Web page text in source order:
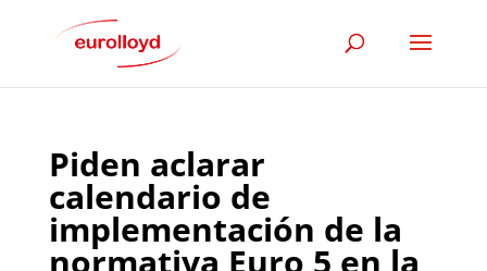
Piden aclarar
calendario de
implementación de la
normativa Euro 5 en la